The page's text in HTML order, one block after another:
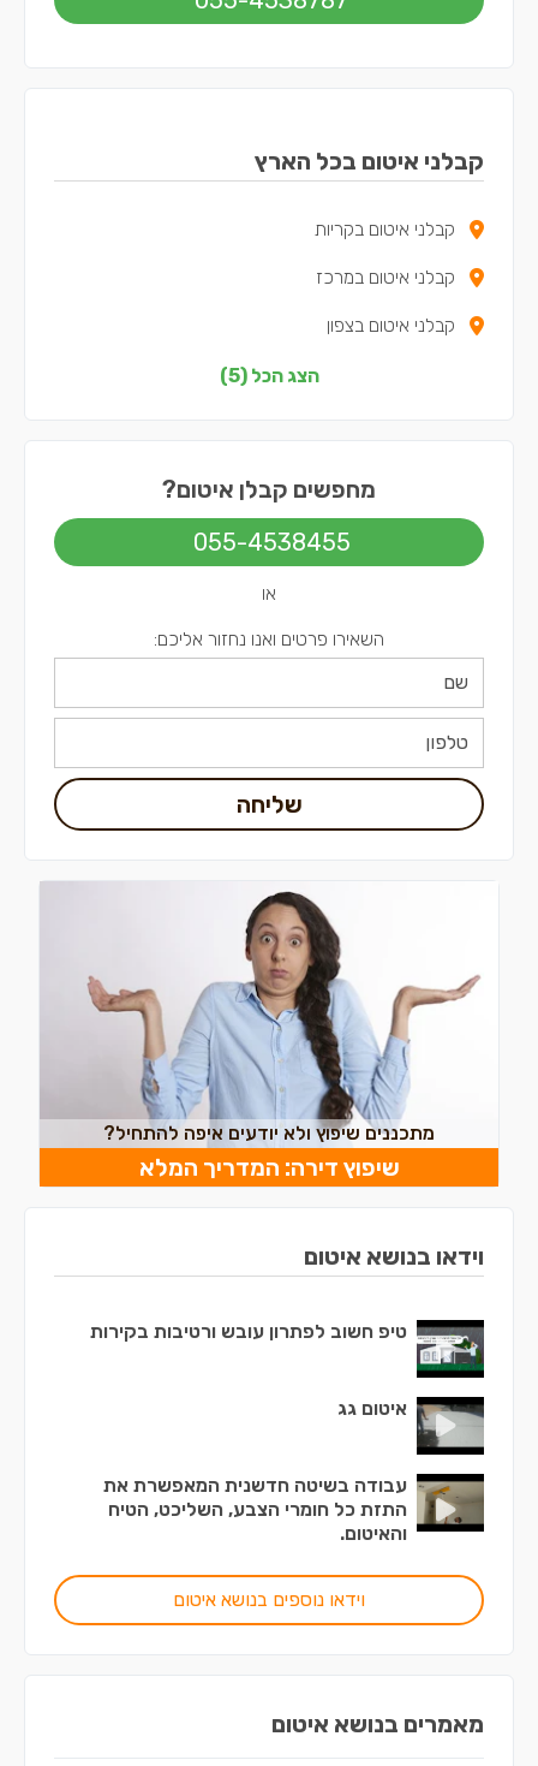
קבלני איטום בכל הארץ
קבלני איטום בקריות
קבלני איטום במרכז
קבלני איטום בצפון
קבלני איטום בירושלים
קבלני איטום בתל אביב
הצג הכל (5)
מחפשים קבלן איטום?
055-4538455
או
השאירו פרטים ואנו נחזור אליכם:
שליחה
מתכננים שיפוץ ולא יודעים איפה להתחיל?
שיפוץ דירה: המדריך המלא
וידאו בנושא איטום
טיפ חשוב לפתרון עובש ורטיבות בקירות
איטום גג
עבודה בשיטה חדשנית המאפשרת את
התזת כל חומרי הצבע, השליכט, הטיח
והאיטום.
וידאו נוספים בנושא איטום
מאמרים בנושא איטום